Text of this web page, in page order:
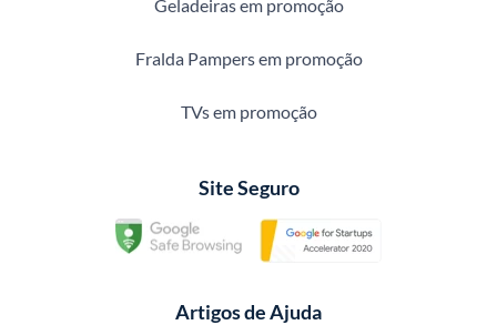
Geladeiras em promoção
Fralda Pampers em promoção
TVs em promoção
Site Seguro
Artigos de Ajuda